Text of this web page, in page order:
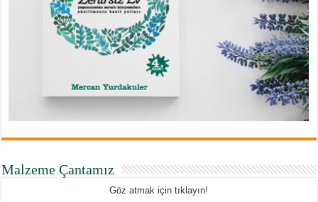
Malzeme Çantamız
Göz atmak için tıklayın!